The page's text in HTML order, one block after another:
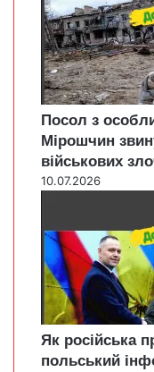
Посол з
Мірошчин
військових
10.07.2026
Як російська
польський